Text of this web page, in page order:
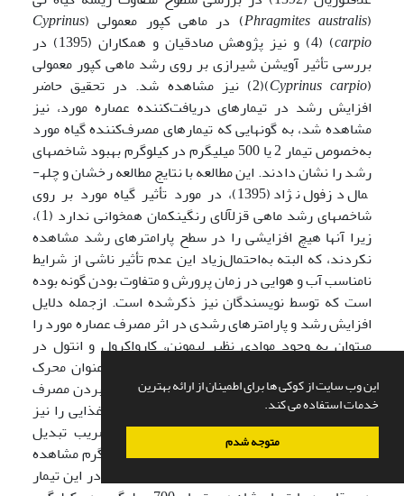
این وب سایت از کوکی ها برای اطمینان از ارائه بهترین
خدمات استفاده می کند.
متوجه شدم
(
Phragmites australis) در ماهی کپور معمولی (Cyprinus
carpio
) (4) و نیز پژوهش صادقیان و همکاران (1395) در
بررسی تأثیر آویشن شیرازی بر روی رشد ماهی کپور معمولی
(
Cyprinus carpio
)(2) نیز مشاهده شد. در تحقیق حاضر
افزایش رشد در تیمارهای دریافت‌کننده عصاره مورد، نیز
مشاهده شد، به گونه­ایی که تیمارهای مصرف‌کننده گیاه مورد
به‌خصوص تیمار 2 یا 500 میلی­گرم در کیلوگرم بهبود شاخص­های
رشد را نشان دادند. این مطالعه با نتایج مطالعه رخشان و چله­
مال دزفول نژاد (1395)، در مورد تأثیر گیاه مورد بر روی
شاخص­های رشد ماهی قزل­آلای رنگین­کمان هم­خوانی ندارد (1)،
زیرا آنها هیچ افزایشی را در سطح پارامترهای رشد مشاهده
نکردند، که البته به‌احتمال‌زیاد این عدم تأثیر ناشی از شرایط
نامناسب آب و هوایی در زمان پرورش و متفاوت بودن گونه بوده
است که توسط نویسندگان نیز ذکرشده است. ازجمله دلایل
افزایش رشد و پارامترهای رشدی در اثر مصرف عصاره مورد را
می­توان به وجود موادی نظیر لیمونن، کارواکرول و انتول در
عصاره (11،28 و34) اشاره کرد، که این مواد به‌عنوان محرک
رشد و اشتها­آور در ماهیان محسوب شده و با بالا بردن مصرف
غذا، ضمن کاهش هدر رفت غذا، کاهش ضریب غذایی را نیز
توجیه می­کند (21). در تحقیق حاضر بهترین ضریب تبدیل
غذایی و رشد در تیمار حاوی 500 میلی­گرم در کیلوگرم مشاهده
شد که نشان از کارایی و قابلیت هضم بهتر جیره در این تیمار